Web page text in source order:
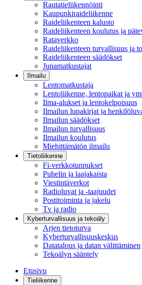
Rautatieliikennöinti
Kaupunkiraideliikenne
Raideliikenteen kalusto
Raideliikenteen koulutus ja
Rataverkko
Raideliikenteen turvallisuus ja
Raideliikenteen säädökset
Junamatkustajat
Ilmailu
Lentomatkustaja
Lentoliikenne, lentopaikat ja
Ilma-alukset ja lentokelpoisuus
Ilmailun lupakirjat ja
Ilmailun säädökset
Ilmailun turvallisuus
Ilmailun koulutus
Miehittämätön ilmailu
Tietoliikenne
Fi-verkkotunnukset
Puhelin ja laajakaista
Viestintäverkot
Radioluvat ja -taajuudet
Postitoiminta ja jakelu
Tv ja radio
Kyberturvallisuus ja tekoäly
Arjen tietoturva
Kyberturvallisuuskeskus
Datatalous ja datan välittäminen
Tekoälyn sääntely
Etusivu
Tieliikenne